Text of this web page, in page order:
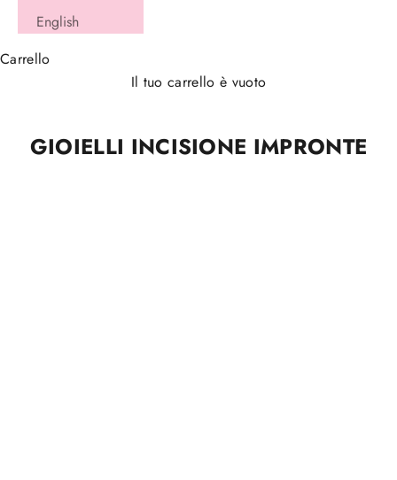
English
Carrello
Il tuo carrello è vuoto
GIOIELLI INCISIONE IMPRONTE